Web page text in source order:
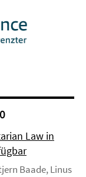
Law in
Baade, Linus